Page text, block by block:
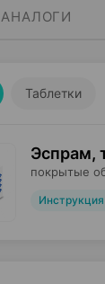
АНАЛОГИ
Таблетки
Эспрам,
покрытые
Инструкция